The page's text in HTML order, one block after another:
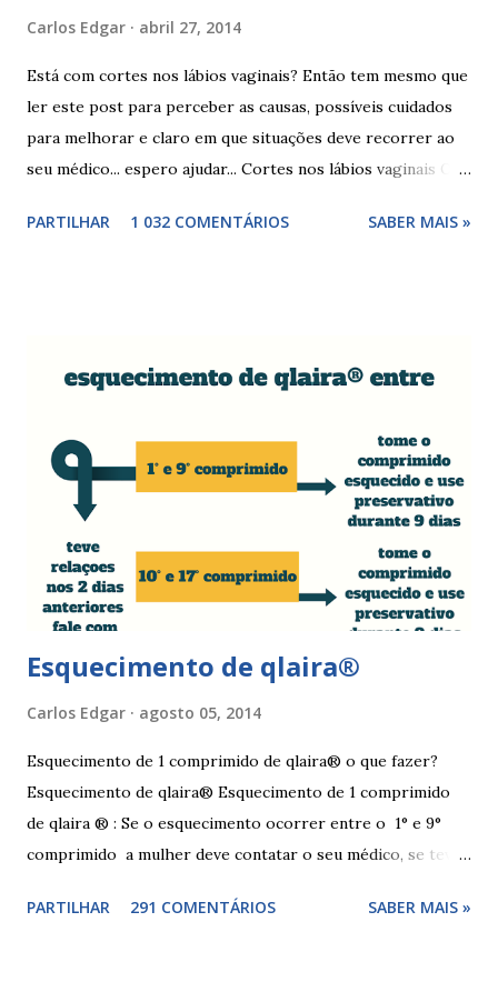
Carlos Edgar abril 27, 2014
Está com cortes nos lábios vaginais? Então tem mesmo que
ler este post para perceber as causas, possíveis cuidados
para melhorar e claro em que situações deve recorrer ao
seu médico... espero ajudar... Cortes nos lábios vaginais Os
surgir devido às relações sexuais (gestos ou actos mais
de roupa sintética, entre outras. Como tratar as fissuras
sexuais durante 4 dias, aplicar pomada pastosa de vitamina
A e óxido de zinco, fazer a higiene intima duas vezes ao dia
com sabonete de pH neutro e quando retomar as relações
sexuais deverá garantir que a ferida está cicatrizada e que
está lubrificada, se necessário usar um lubrific...
PARTILHAR 1 032 COMENTÁRIOS SABER MAIS »
Esquecimento de qlaira®
Carlos Edgar agosto 05, 2014
Esquecimento de 1 comprimido de qlaira® o que fazer?
Esquecimento de qlaira® Esquecimento de 1 comprimido
de qlaira ® : Se o esquecimento ocorrer entre o 1° e 9°
comprimido a mulher deve contatar o seu médico, se teve
comprimido(s) esquecidos, continuar a tomar os restantes
PARTILHAR 291 COMENTÁRIOS SABER MAIS »